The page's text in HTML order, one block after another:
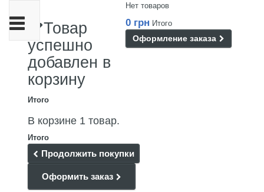
Нет товаров
0 грн Итого
Оформление заказа
Товар
успешно
добавлен в
корзину
Итого
В корзине 1 товар.
Итого
Продолжить покупки
Оформить заказ
Переключить
навигации